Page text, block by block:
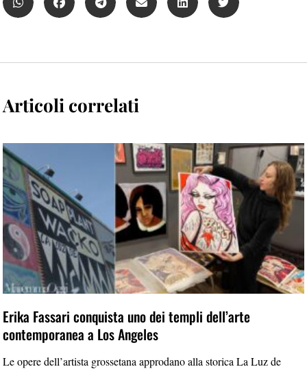
Articoli correlati
Erika Fassari conquista uno dei templi dell’arte
contemporanea a Los Angeles
Le opere dell’artista grossetana approdano alla storica La Luz de